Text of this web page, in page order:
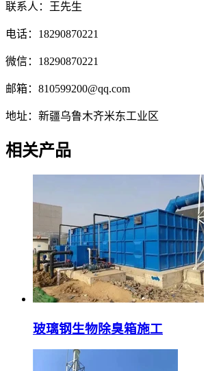
联系人：王先生
电话：18290870221
微信：18290870221
邮箱：810599200@qq.com
地址：新疆乌鲁木齐米东工业区
相关产品
玻璃钢生物除臭箱施工